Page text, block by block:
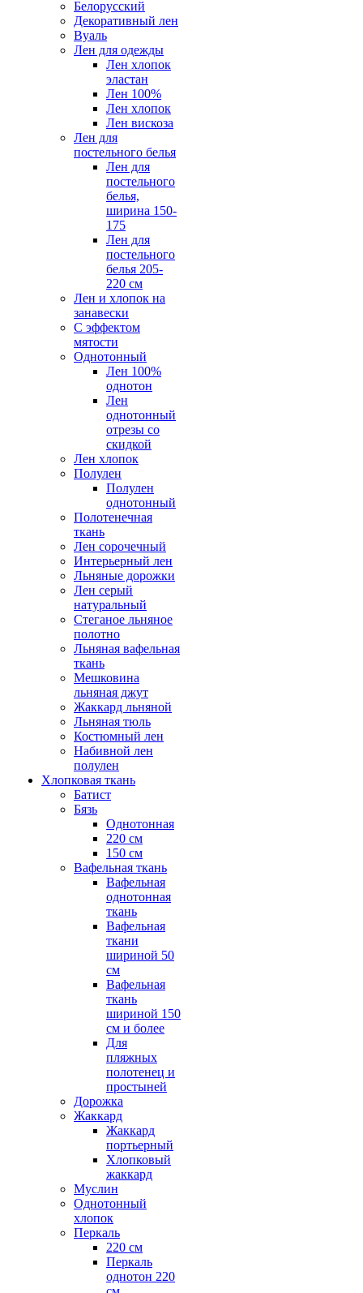
Белорусский
Декоративный лен
Вуаль
Лен для одежды
Лен хлопок
эластан
Лен 100%
Лен хлопок
Лен вискоза
Лен для
постельного белья
Лен для
постельного
белья,
ширина 150-
175
Лен для
постельного
белья 205-
220 см
Лен и хлопок на
занавески
С эффектом
мятости
Однотонный
Лен 100%
однотон
Лен
однотонный
отрезы со
скидкой
Лен хлопок
Полулен
Полулен
однотонный
Полотенечная
ткань
Лен сорочечный
Интерьерный лен
Льняные дорожки
Лен серый
натуральный
Стеганое льняное
полотно
Льняная вафельная
ткань
Мешковина
льняная джут
Жаккард льняной
Льняная тюль
Костюмный лен
Набивной лен
полулен
Хлопковая ткань
Батист
Бязь
Однотонная
220 см
150 см
Вафельная ткань
Вафельная
однотонная
ткань
Вафельная
ткани
шириной 50
см
Вафельная
ткань
шириной 150
см и более
Для
пляжных
полотенец и
простыней
Дорожка
Жаккард
Жаккард
портьерный
Хлопковый
жаккард
Муслин
Однотонный
хлопок
Перкаль
220 см
Перкаль
однотон 220